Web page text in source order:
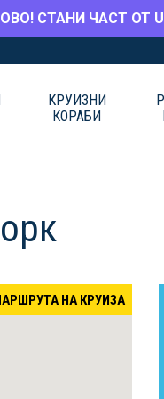
СТАНИ ЧАСТ ОТ
КРУИЗНИ
КОРАБИ
НА КРУИЗА